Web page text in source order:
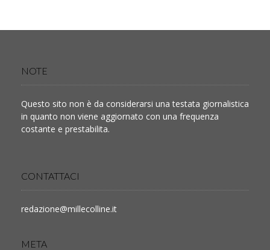
NOTE
Questo sito non è da considerarsi una testata giornalistica
in quanto non viene aggiornato con una frequenza
costante e prestabilita.
CONTATTACI
redazione@millecolline.it
META